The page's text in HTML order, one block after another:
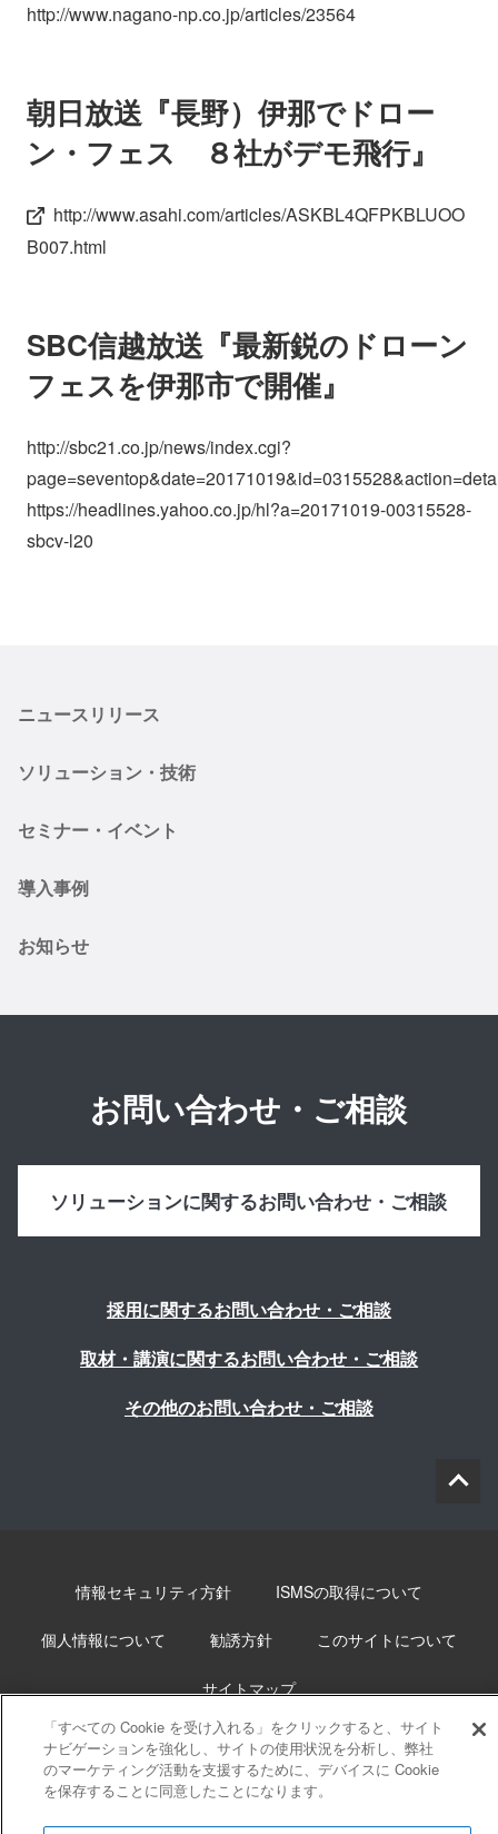
http://www.nagano-np.co.jp/articles/23564
朝日放送『長野）伊那でドロー
ン・フェス ８社がデモ飛行』
http://www.asahi.com/articles/ASKBL4QFPKBLUOO
B007.html
SBC信越放送『最新鋭のドローン
フェスを伊那市で開催』
http://sbc21.co.jp/news/index.cgi?
https://headlines.yahoo.co.jp/hl?a=20171019-00315528-
sbcv-l20
ニュースリリース
ソリューション・技術
セミナー・イベント
導入事例
お知らせ
お問い合わせ・ご相談
ソリューションに関するお問い合わせ・ご相談
採用に関するお問い合わせ・ご相談
取材・講演に関するお問い合わせ・ご相談
その他のお問い合わせ・ご相談
情報セキュリティ方針 ISMSの取得について
個人情報について 勧誘方針 このサイトについて
サイトマップ
「すべての Cookie を受け入れる」をクリックすると、サイト
ナビゲーションを強化し、サイトの使用状況を分析し、弊社
のマーケティング活動を支援するために、デバイスに Cookie
を保存することに同意したことになります。